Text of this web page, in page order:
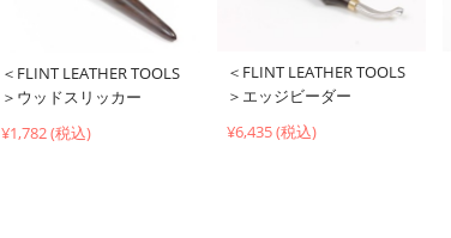
＜FLINT LEATHER TOOLS
＞ウッドスリッカー
¥1,782 (税込)
＜FLINT LEATHER TOOLS
＞エッジビーダー
¥6,435 (税込)